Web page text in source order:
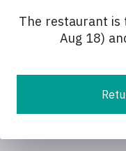
The restaurant is
Aug 18)
18,90 €
L12
3 sashimi saumon, 2